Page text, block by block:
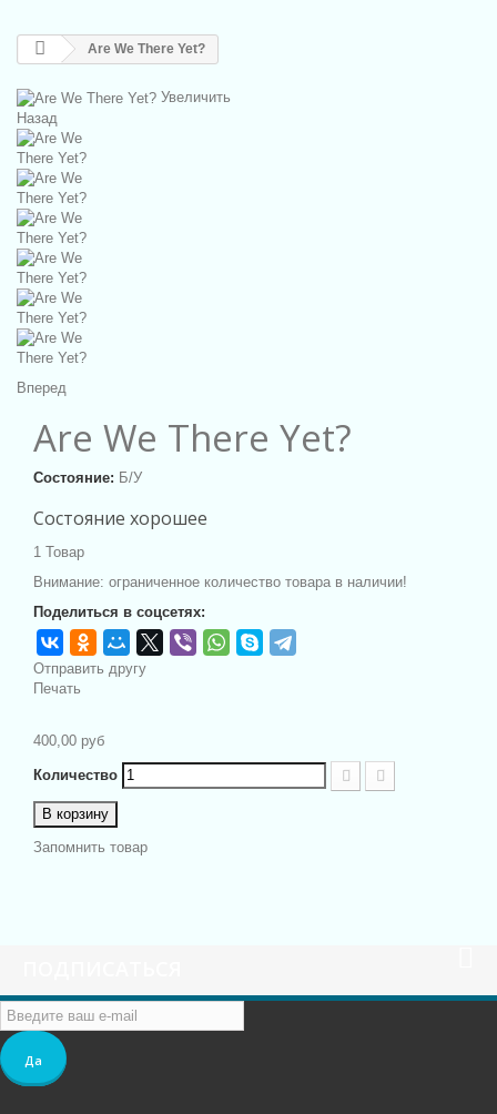
Are We There Yet?
Увеличить
Назад
Вперед
Are We There Yet?
Состояние: Б/У
Состояние хорошее
1 Товар
Внимание: ограниченное количество товара в наличии!
Поделиться в соцсетях:
Отправить другу
Печать
400,00 руб
Количество
В корзину
Запомнить товар
Да